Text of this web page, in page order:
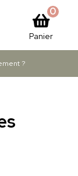
Panier
0
?